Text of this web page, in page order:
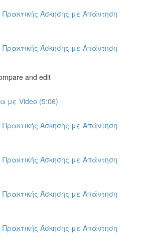
Άσκησης με Απάντηση
Άσκησης με Απάντηση
and edit
με Video (5:06)
Άσκησης με Απάντηση
Άσκησης με Απάντηση
Άσκησης με Απάντηση
Άσκησης με Απάντηση